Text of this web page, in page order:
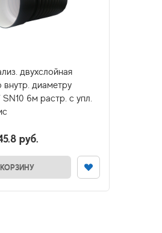
двухслойная
внутр. диаметру
6м растр. с упл.
руб.